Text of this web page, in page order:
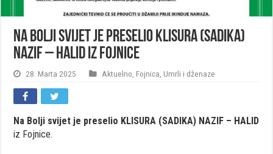
Na Bolji svijet je preselio KLISURA (SADIKA)
NAZIF – HALID iz Fojnice
28. Marta 2025. Aktuelno Fojnica Umrli i dženaze
Na Bolji svijet je preselio KLISURA (SADIKA) NAZIF – HALID
iz Fojnice.